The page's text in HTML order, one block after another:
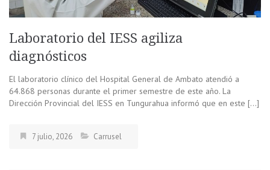
Laboratorio del IESS agiliza
diagnósticos
El laboratorio clínico del Hospital General de Ambato atendió a
64.868 personas durante el primer semestre de este año. La
Dirección Provincial del IESS en Tungurahua informó que en este […]
7 julio, 2026 Carrusel